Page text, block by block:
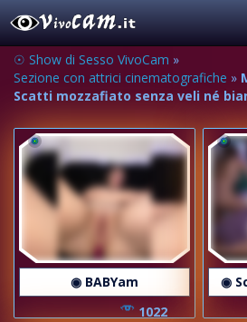
☉ Show di Sesso VivoCam »
Sezione con attrici cinematografiche »
Scatti mozzafiato senza veli né
◉ BABYam
1022
◉